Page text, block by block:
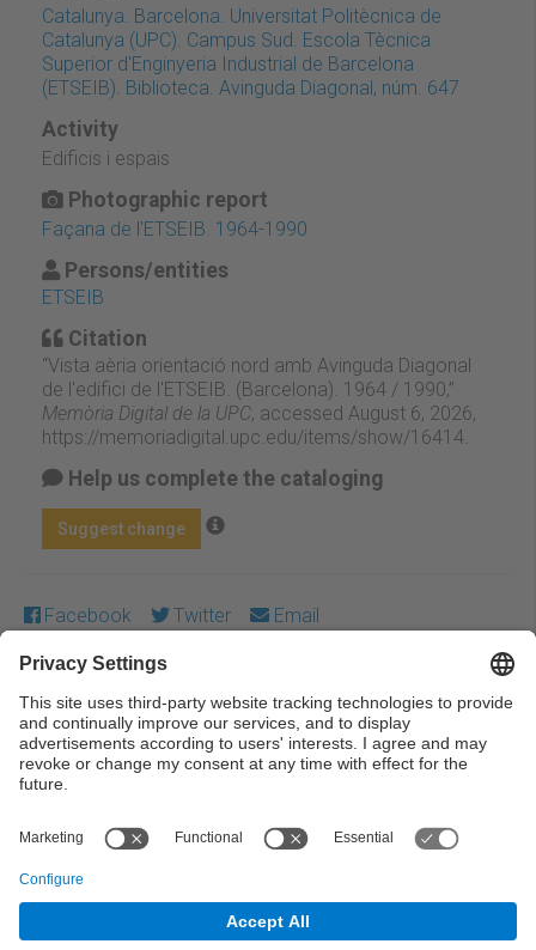
Catalunya. Barcelona. Universitat Politècnica de
Catalunya (UPC). Campus Sud. Escola Tècnica
Superior d'Enginyeria Industrial de Barcelona
(ETSEIB). Biblioteca. Avinguda Diagonal, núm. 647
Activity
Edificis i espais
Photographic report
Façana de l'ETSEIB. 1964-1990
Persons/entities
ETSEIB
Citation
“Vista aèria orientació nord amb Avinguda Diagonal
de l'edifici de l'ETSEIB. (Barcelona). 1964 / 1990,”
Memòria Digital de la UPC, accessed August 6, 2026,
https://memoriadigital.upc.edu/items/show/16414
Help us complete the cataloging
Suggest change
Facebook Twitter Email
Except where otherwise noted, content on this work is
licensed under a Creative Commons license:Attribution-
NonCommercial-NoDerivs 3.0 Spain